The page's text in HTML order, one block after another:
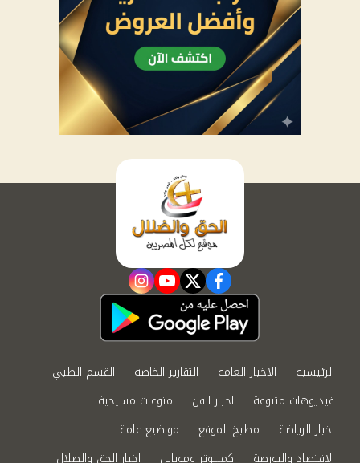
facebook
twitter
youtube
instagram
الرئيسية الاخبار العامة التقارير الخاصة
القسم الطبي
فيديوهات متنوعة
اخبار الفن
منوعات مسيحية
اخبار الرياضة
مطبخ الموقع
مواضيع عامة
الاقتصاد والبورصة
كمبيوتر وموبايل اخبار الحق والضلال